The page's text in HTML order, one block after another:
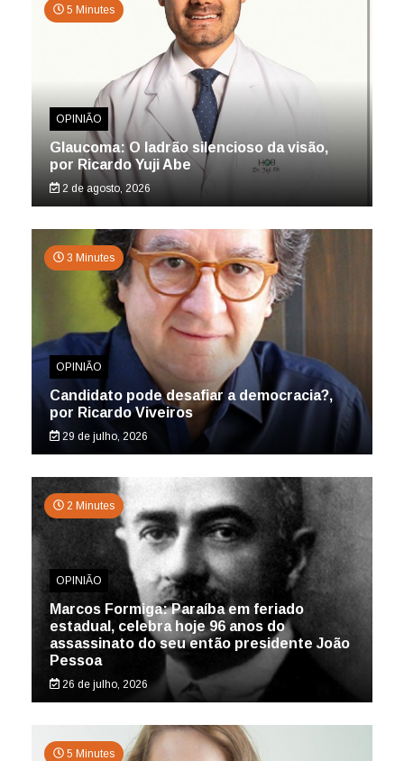
5 Minutes
OPINIÃO
Glaucoma: O ladrão silencioso da visão,
por Ricardo Yuji Abe
2 de agosto, 2026
3 Minutes
OPINIÃO
Candidato pode desafiar a democracia?,
por Ricardo Viveiros
29 de julho, 2026
2 Minutes
OPINIÃO
Marcos Formiga: Paraíba em feriado
estadual, celebra hoje 96 anos do
assassinato do seu então presidente João
Pessoa
26 de julho, 2026
5 Minutes